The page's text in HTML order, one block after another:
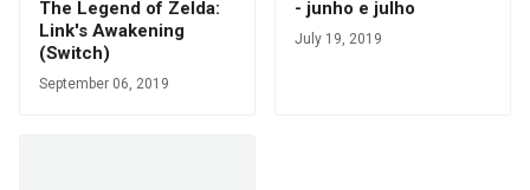
The Legend of Zelda:
Link's Awakening
(Switch)
September 06, 2019
- junho e julho
July 19, 2019